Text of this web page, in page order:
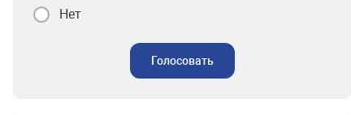
Нет
Голосовать